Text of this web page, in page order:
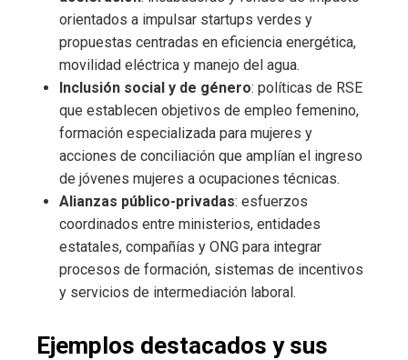
orientados a impulsar startups verdes y
propuestas centradas en eficiencia energética,
movilidad eléctrica y manejo del agua.
Inclusión social y de género: políticas de RSE
que establecen objetivos de empleo femenino,
formación especializada para mujeres y
acciones de conciliación que amplían el ingreso
de jóvenes mujeres a ocupaciones técnicas.
Alianzas público-privadas: esfuerzos
coordinados entre ministerios, entidades
estatales, compañías y ONG para integrar
procesos de formación, sistemas de incentivos
y servicios de intermediación laboral.
Ejemplos destacados y sus